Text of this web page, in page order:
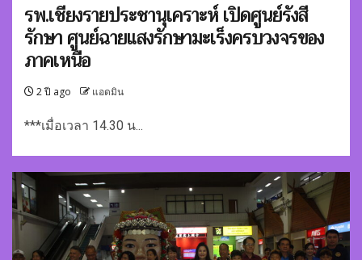
รพ.เชียงรายประชานุเคราะห์ เปิดศูนย์รังสี
รักษา ศูนย์ฉายแสงรักษามะเร็งครบวงจรของ
ภาคเหนือ
2 ปี ago แอดมิน
***เมื่อเวลา 14.30 น...